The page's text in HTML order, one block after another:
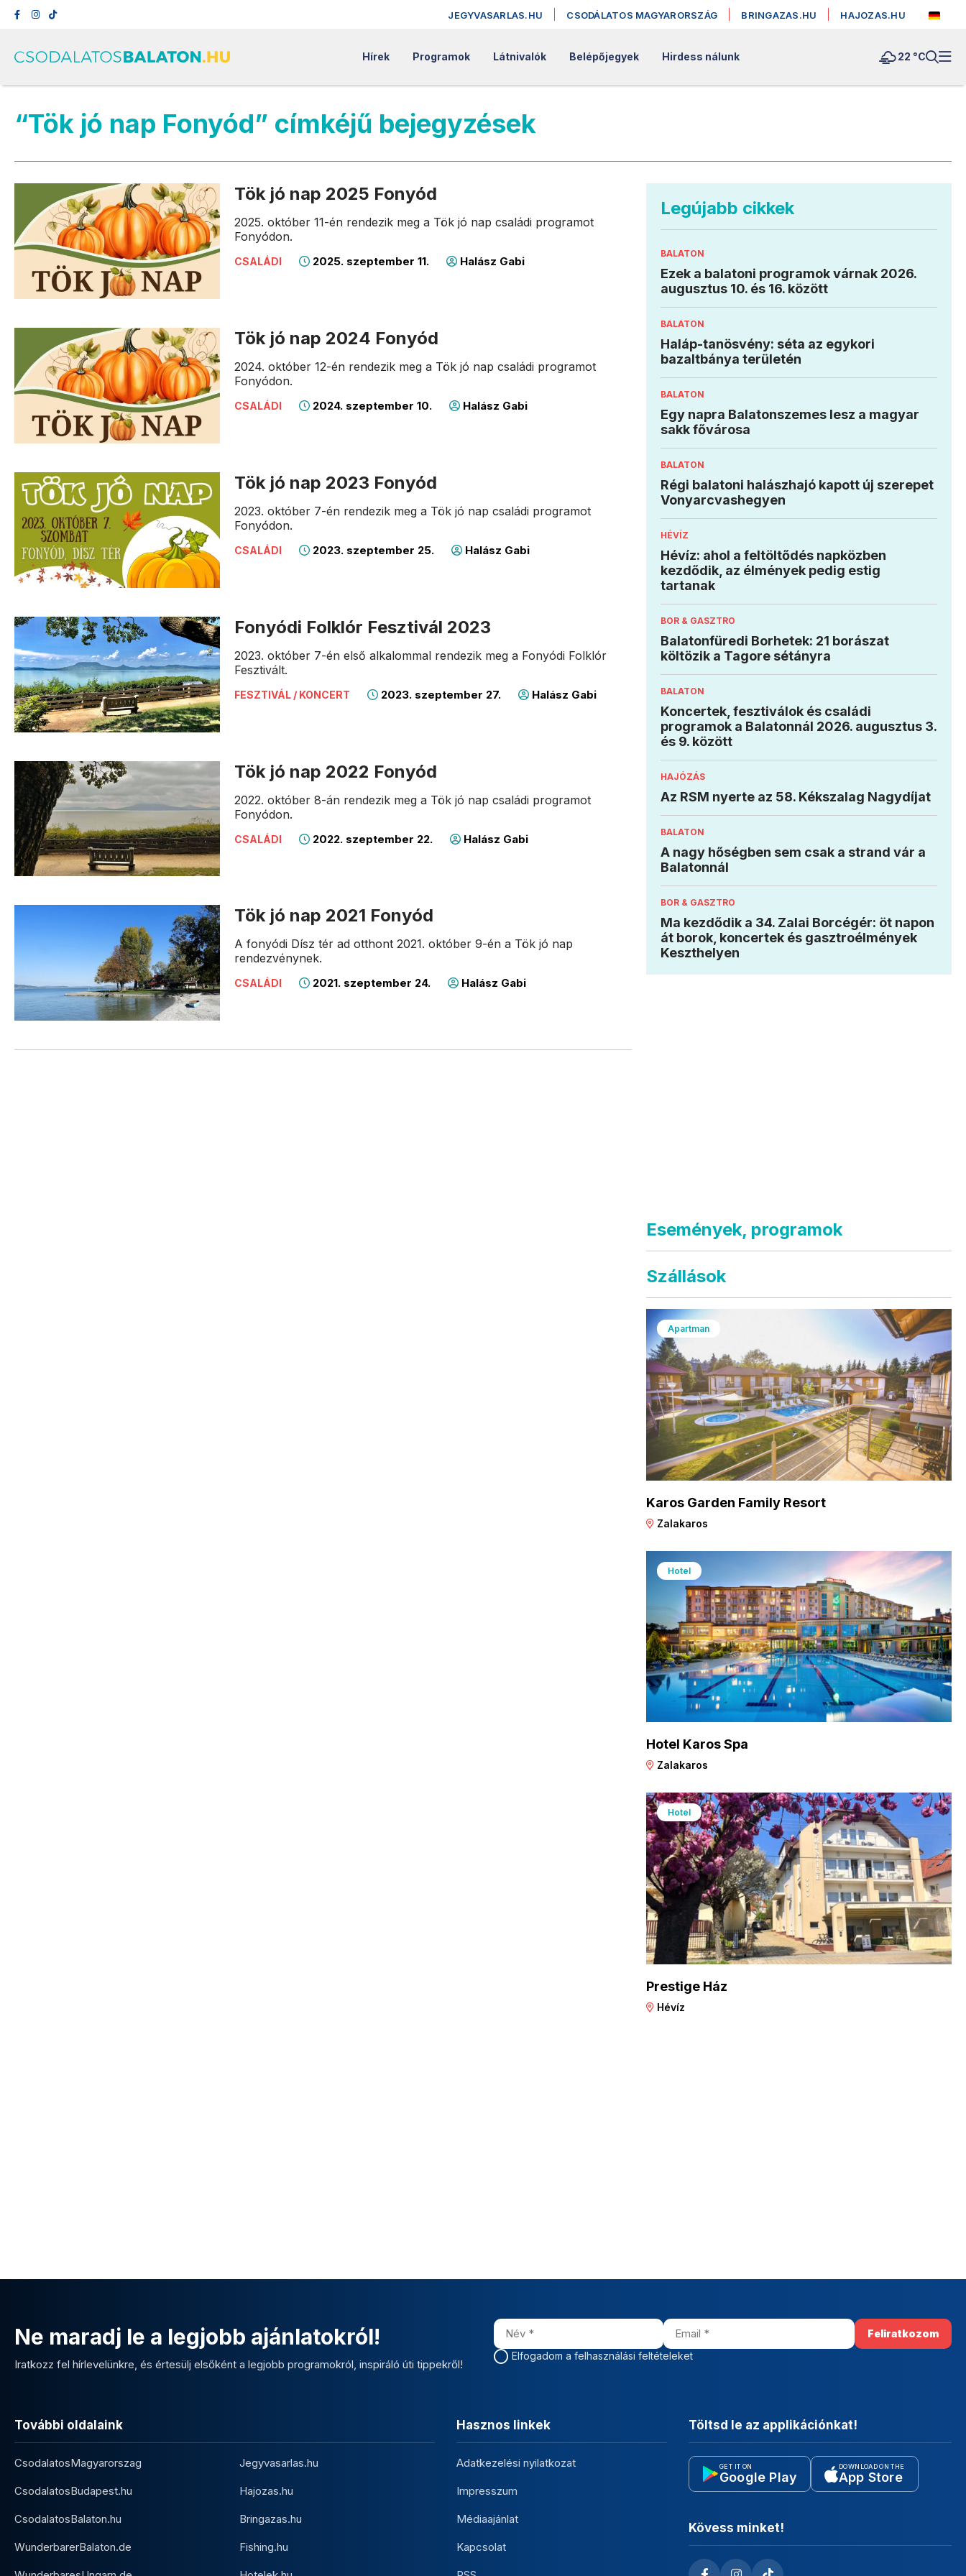
JEGYVASARLAS.HU CSODÁLATOS MAGYARORSZÁG BRINGAZAS.HU HAJOZAS.HU
Hírek Programok Látnivalók Belépőjegyek Hirdess nálunk 22 °C
“Tök jó nap Fonyód” címkéjű bejegyzések
Tök jó nap 2025 Fonyód
2025. október 11-én rendezik meg a Tök jó nap családi programot
Fonyódon.
CSALÁDI 2025. szeptember 11. Halász Gabi
Tök jó nap 2024 Fonyód
2024. október 12-én rendezik meg a Tök jó nap családi programot
Fonyódon.
CSALÁDI 2024. szeptember 10. Halász Gabi
Tök jó nap 2023 Fonyód
2023. október 7-én rendezik meg a Tök jó nap családi programot
Fonyódon.
CSALÁDI 2023. szeptember 25. Halász Gabi
Fonyódi Folklór Fesztivál 2023
2023. október 7-én első alkalommal rendezik meg a Fonyódi Folklór
Fesztivált.
FESZTIVÁL / KONCERT 2023. szeptember 27. Halász Gabi
Tök jó nap 2022 Fonyód
2022. október 8-án rendezik meg a Tök jó nap családi programot
Fonyódon.
CSALÁDI 2022. szeptember 22. Halász Gabi
Tök jó nap 2021 Fonyód
A fonyódi Dísz tér ad otthont 2021. október 9-én a Tök jó nap
rendezvénynek.
CSALÁDI 2021. szeptember 24. Halász Gabi
Legújabb cikkek
BALATON
Ezek a balatoni programok várnak 2026.
augusztus 10. és 16. között
BALATON
Haláp-tanösvény: séta az egykori
bazaltbánya területén
BALATON
Egy napra Balatonszemes lesz a magyar
sakk fővárosa
BALATON
Régi balatoni halászhajó kapott új szerepet
Vonyarcvashegyen
HÉVÍZ
Hévíz: ahol a feltöltődés napközben
kezdődik, az élmények pedig estig
tartanak
BOR & GASZTRO
Balatonfüredi Borhetek: 21 borászat
költözik a Tagore sétányra
BALATON
Koncertek, fesztiválok és családi
programok a Balatonnál 2026. augusztus 3.
és 9. között
HAJÓZÁS
Az RSM nyerte az 58. Kékszalag Nagydíjat
BALATON
A nagy hőségben sem csak a strand vár a
Balatonnál
BOR & GASZTRO
Ma kezdődik a 34. Zalai Borcégér: öt napon
át borok, koncertek és gasztroélmények
Keszthelyen
Események, programok
Szállások
Apartman
Karos Garden Family Resort
Zalakaros
Hotel
Hotel Karos Spa
Zalakaros
Hotel
Prestige Ház
Hévíz
Ne maradj le a legjobb ajánlatokról!
Iratkozz fel hírlevelünkre, és értesülj elsőként a legjobb programokról, inspiráló úti tippekről!
Elfogadom a felhasználási feltételeket
További oldalaink
CsodalatosMagyarorszag
CsodalatosBudapest.hu
CsodalatosBalaton.hu
WunderbarerBalaton.de
Jegyvasarlas.hu
Hajozas.hu
Bringazas.hu
Fishing.hu
Hasznos linkek
Adatkezelési nyilatkozat
Impresszum
Médiaajánlat
Kapcsolat
Töltsd le az applikációnkat!
GET IT ON
Google Play
DOWNLOAD ON THE
App Store
Kövess minket!